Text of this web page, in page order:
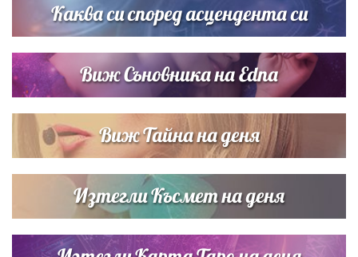
Каква си според асцендента си
Виж Съновника на Edna
Виж Тайна на деня
Изтегли Късмет на деня